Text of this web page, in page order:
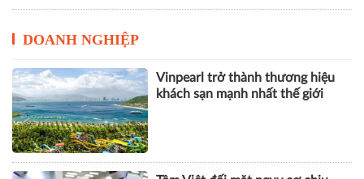
Tôm Việt đối mặt nguy cơ chịu
thuế gần 30% khi vào Mỹ
VPBank, FINAN và Mastercard ra